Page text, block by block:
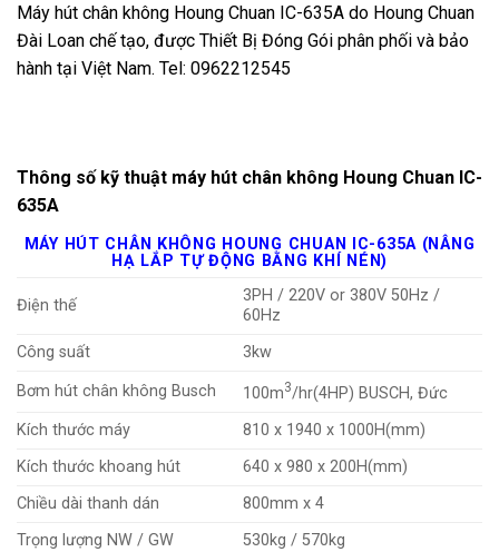
Máy hút chân không Houng Chuan IC-635A do Houng Chuan
Đài Loan chế tạo, được Thiết Bị Đóng Gói phân phối và bảo
hành tại Việt Nam. Tel: 0962212545
Thông số kỹ thuật máy hút chân không Houng Chuan IC-
635A
MÁY HÚT CHÂN KHÔNG HOUNG CHUAN IC-635A (NÂNG
HẠ LẮP TỰ ĐỘNG BẰNG KHÍ NÉN)
Điện thế
3PH / 220V or 380V 50Hz /
60Hz
Công suất
3kw
Bơm hút chân không Busch 100m3/hr(4HP) BUSCH, Đức
Kích thước máy
810 x 1940 x 1000H(mm)
Kích thước khoang hút
640 x 980 x 200H(mm)
Chiều dài thanh dán
800mm x 4
Trọng lượng NW / GW
530kg / 570kg